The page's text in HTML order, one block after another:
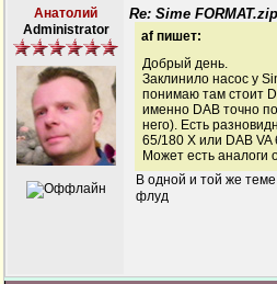
Анатолий
Administrator
Re: Sime FORMAT.zip
af пишет:
Добрый день.
Заклинило насос у
понимаю там стоит
именно DAB точно
него). Есть
65/180 X или DAB VA
Может есть аналоги
В одной и той же
флуд